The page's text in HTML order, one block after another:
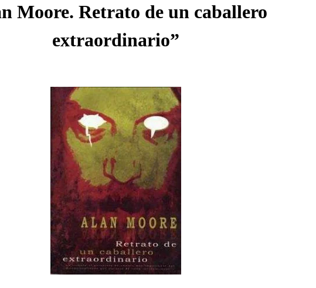
Moore. Retrato de un caballero
extraordinario”